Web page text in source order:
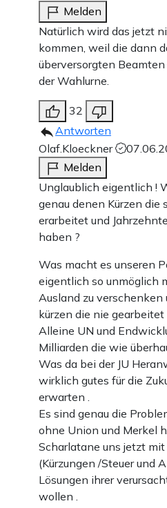
Melden
Natürlich wird das jetzt
kommen, weil die dann
überversorgten
der Wahlurne.
32
Antworten
Olaf.Kloeckner
Melden
Unglaublich eigentlich !
genau denen Kürzen die
erarbeitet und
haben ?
Was macht es unseren
eigentlich so unmöglich
Ausland zu verschenken
kürzen die nie gearbeitet
Alleine UN und
Milliarden die wie
Was da bei der JU
wirklich gutes für die
erwarten .
Es sind genau die
ohne Union und Merkel
Scharlatane uns jetzt
(Kürzungen /Steuer und
Lösungen ihrer
wollen .